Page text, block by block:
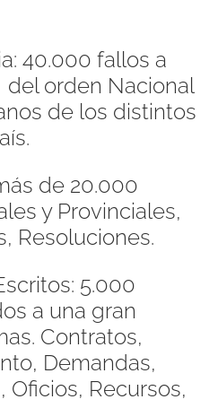
40.000 fallos a
orden Nacional
de los distintos
de 20.000
y Provinciales,
Resoluciones.
5.000
a una gran
Contratos,
Demandas,
Oficios, Recursos,